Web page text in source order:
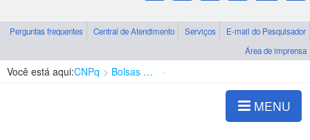
Perguntas frequentes Central de Atendimento Serviços
E-mail do Pesquisador
Área de imprensa
Você está aqui:CNPq Bolsas e Auxílios Vigentes
MENU